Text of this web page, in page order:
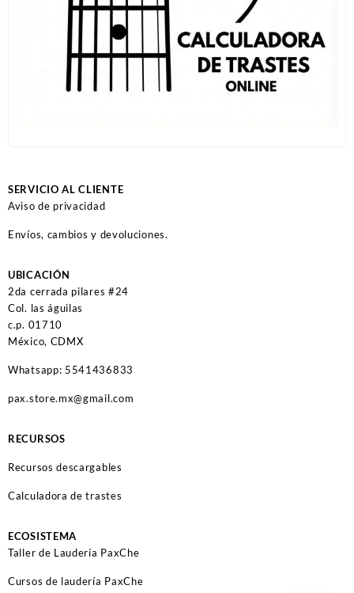
SERVICIO AL CLIENTE
Aviso de privacidad
Envíos, cambios y devoluciones.
UBICACIÓN
2da cerrada pilares #24
Col. las águilas
c.p. 01710
México, CDMX
Whatsapp: 5541436833
pax.store.mx@gmail.com
RECURSOS
Recursos descargables
Calculadora de trastes
ECOSISTEMA
Taller de Laudería PaxChe
Cursos de laudería PaxChe